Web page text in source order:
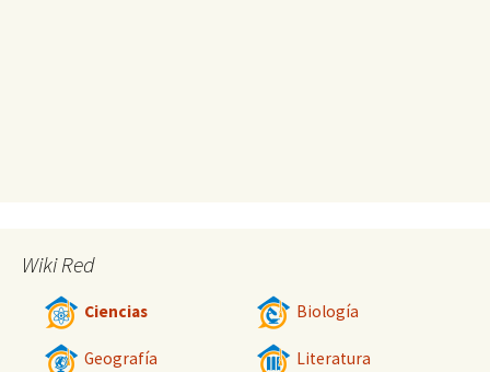
Wiki Red
Ciencias Biología
Geografía Literatura